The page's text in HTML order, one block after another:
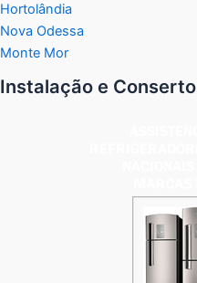
Hortolândia
Nova Odessa
Monte Mor
Instalação e Conserto